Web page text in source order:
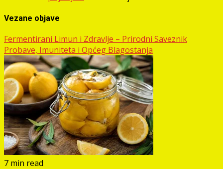
Vezane objave
Fermentirani Limun i Zdravlje – Prirodni Saveznik
Probave, Imuniteta i Općeg Blagostanja
7 min read